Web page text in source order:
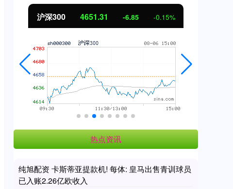
北证50 1122.88 3.42 0.30%
热点资讯
纯旭配资 卡斯蒂亚提款机! 每体: 皇马出售青训球员
已入账2.26亿欧收入